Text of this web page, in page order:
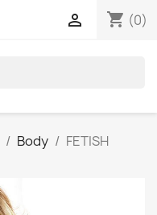
shopping_cart (0)

Body
FETISH